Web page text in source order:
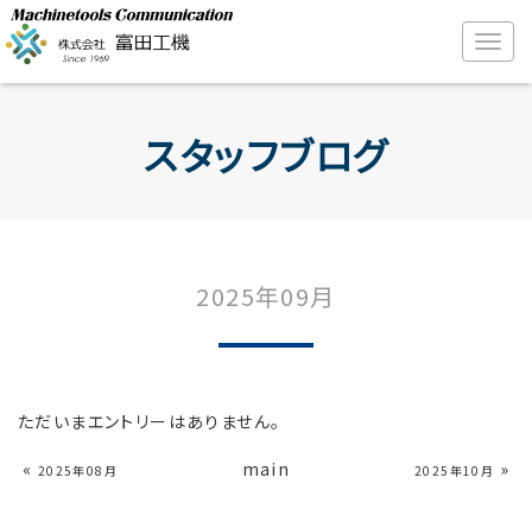
スタッフブログ
2025年09月
ただいまエントリーはありません。
« 2025年08月 main 2025年10月 »